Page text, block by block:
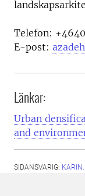
Telefon:
E-post:
Länkar:
Urban
and
SIDANSVARIG: